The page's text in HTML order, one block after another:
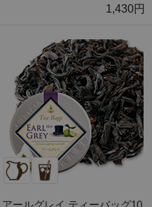
1,430円